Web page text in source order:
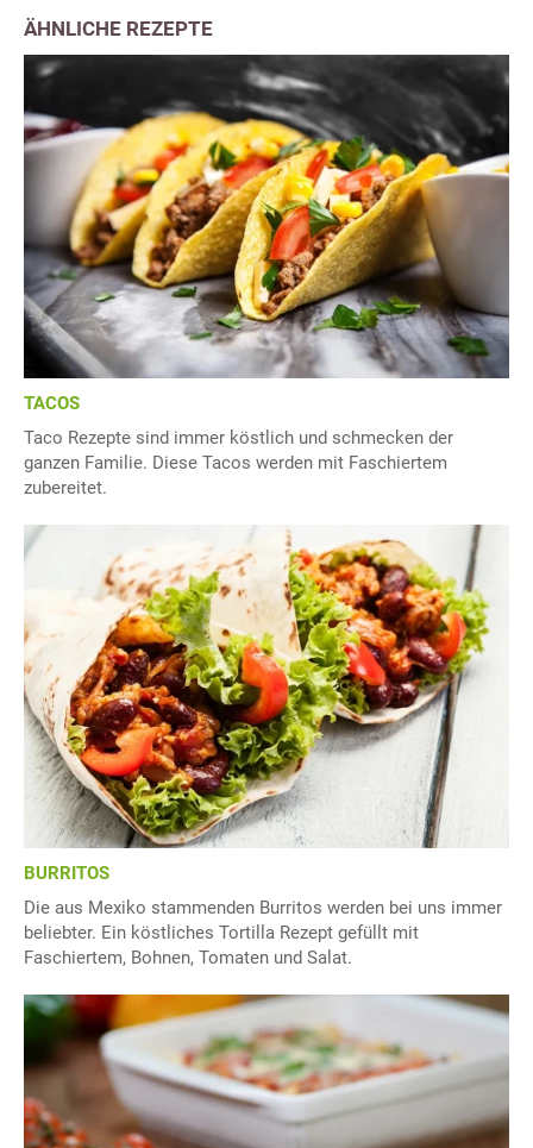
ÄHNLICHE REZEPTE
TACOS
Taco Rezepte sind immer köstlich und schmecken der
ganzen Familie. Diese Tacos werden mit Faschiertem
zubereitet.
BURRITOS
Die aus Mexiko stammenden Burritos werden bei uns immer
beliebter. Ein köstliches Tortilla Rezept gefüllt mit
Faschiertem, Bohnen, Tomaten und Salat.